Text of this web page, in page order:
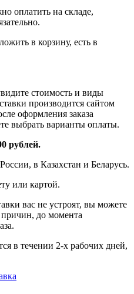
оплатить на складе,
в корзину, есть в
стоимость и виды
производится сайтом
оформления заказа
выбрать варианты оплаты.
рублей.
в Казахстан и Беларусь.
или картой.
вас не устроят, вы можете
причин, до момента
в течении 2-х рабочих дней,